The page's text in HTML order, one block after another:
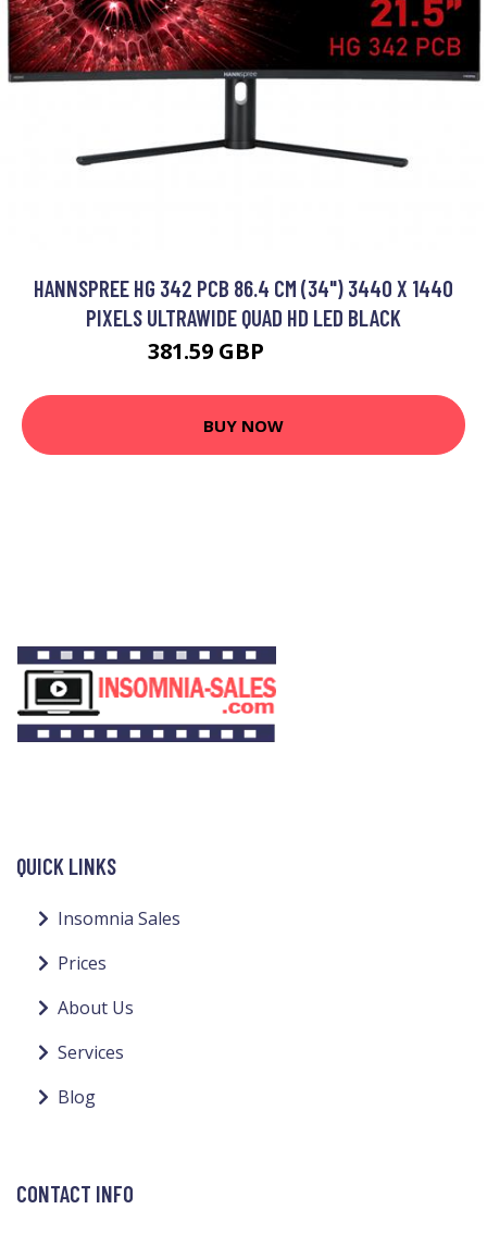
HANNSPREE HG 342 PCB 86.4 CM (34") 3440 X 1440
PIXELS ULTRAWIDE QUAD HD LED BLACK
381.59 GBP
BUY NOW
QUICK LINKS
Insomnia Sales
Prices
About Us
Services
Blog
CONTACT INFO